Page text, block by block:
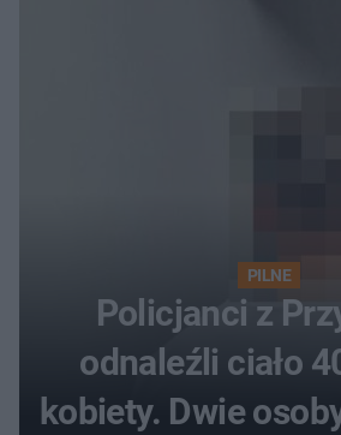
PILNE
Policjanci z
odnaleźli ciało
kobiety. Dwie